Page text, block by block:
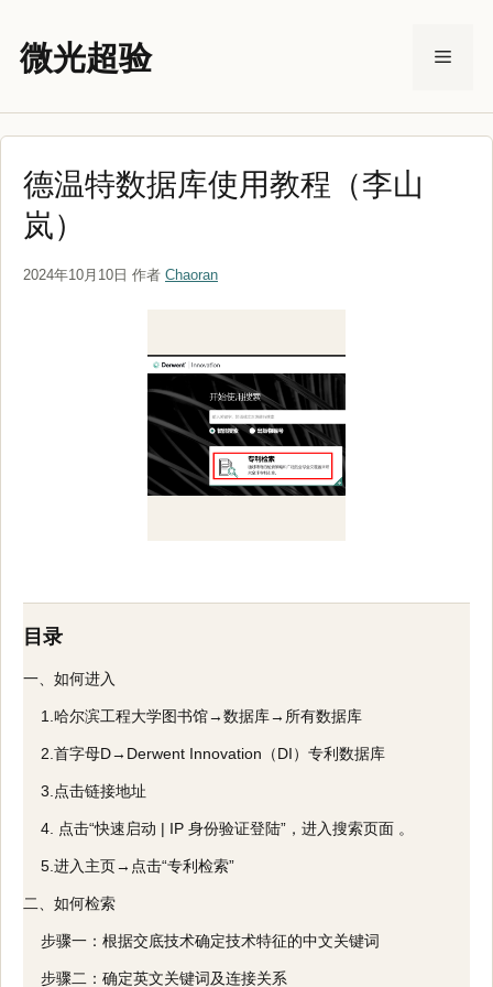
微光超验 菜
德温特数据库使用教程（李山
岚）
2024年10月10日 作者 Chaoran
目录
一、如何进入
1.哈尔滨工程大学图书馆→数据库→所有数据库
2.首字母D→Derwent Innovation（DI）专利数据库
3.点击链接地址
4. 点击“快速启动 | IP 身份验证登陆”，进入搜索页面 。
5.进入主页→点击“专利检索”
二、如何检索
步骤一：根据交底技术确定技术特征的中文关键词
步骤二：确定英文关键词及连接关系